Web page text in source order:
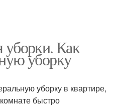
уборки. Как
уборку
уборку в квартире,
быстро